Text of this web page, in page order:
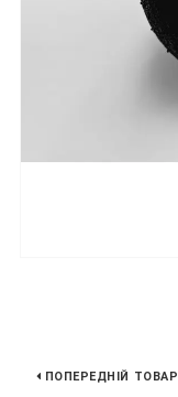
ПОПЕРЕДНІЙ ТОВАР